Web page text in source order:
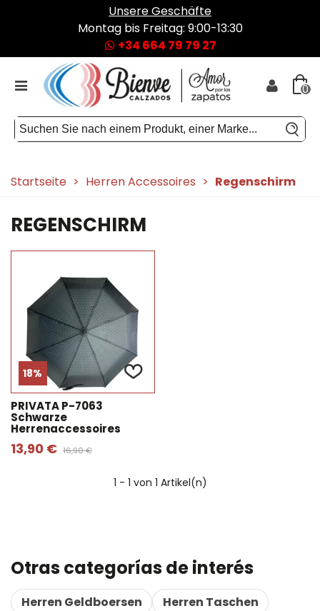
Unsere Geschäfte
Montag bis Freitag: 9:00-13:30
+34 664 79 79 27
0
Startseite > Herren Accessoires > Regenschirm
REGENSCHIRM
18%
PRIVATA P-7063
Schwarze
Herrenaccessoires
13,90 € 16,90 €
1 - 1 von 1 Artikel(n)
Otras categorías de interés
Herren Geldboersen
Herren Taschen